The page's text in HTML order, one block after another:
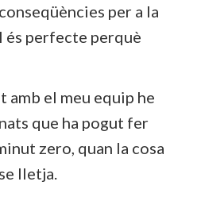
per a la
és perfecte perquè
amb el meu equip he
que ha pogut fer
zero, quan la cosa
lletja.